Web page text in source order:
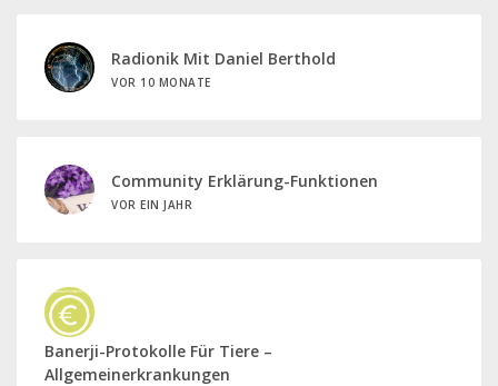
Radionik Mit Daniel Berthold
VOR 10 MONATE
Community Erklärung-Funktionen
VOR EIN JAHR
Banerji-Protokolle Für Tiere –
Allgemeinerkrankungen